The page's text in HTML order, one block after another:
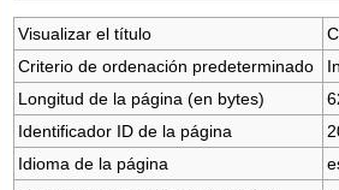
Visualizar el título
Criterio de ordenación predeterminado
Longitud de la página (en bytes)
Identificador ID de la página
Idioma de la página